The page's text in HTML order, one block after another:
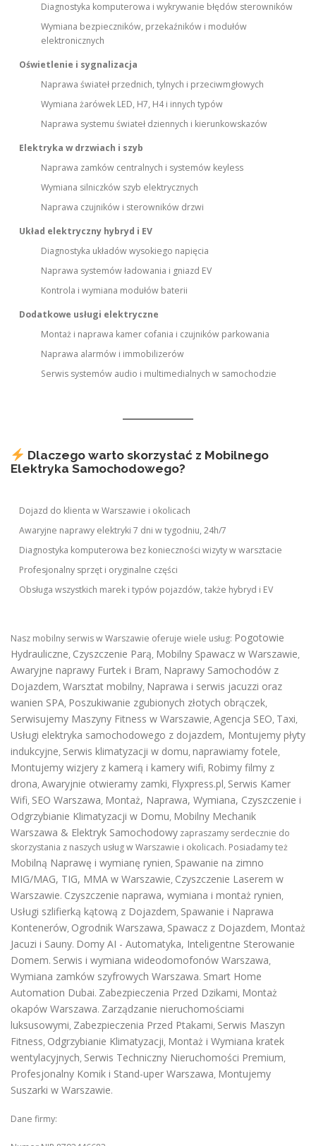
Diagnostyka komputerowa i wykrywanie błędów sterowników
Wymiana bezpieczników, przekaźników i modułów
elektronicznych
Oświetlenie i sygnalizacja
Naprawa świateł przednich, tylnych i przeciwmgłowych
Wymiana żarówek LED, H7, H4 i innych typów
Naprawa systemu świateł dziennych i kierunkowskazów
Elektryka w drzwiach i szyb
Naprawa zamków centralnych i systemów keyless
Wymiana silniczków szyb elektrycznych
Naprawa czujników i sterowników drzwi
Układ elektryczny hybryd i EV
Diagnostyka układów wysokiego napięcia
Naprawa systemów ładowania i gniazd EV
Kontrola i wymiana modułów baterii
Dodatkowe usługi elektryczne
Montaż i naprawa kamer cofania i czujników parkowania
Naprawa alarmów i immobilizerów
Serwis systemów audio i multimedialnych w samochodzie
Dlaczego warto skorzystać z Mobilnego
Elektryka Samochodowego?
Dojazd do klienta w Warszawie i okolicach
Awaryjne naprawy elektryki 7 dni w tygodniu, 24h/7
Diagnostyka komputerowa bez konieczności wizyty w warsztacie
Profesjonalny sprzęt i oryginalne części
Obsługa wszystkich marek i typów pojazdów, także hybryd i EV
Nasz mobilny serwis w Warszawie oferuje wiele usług: Pogotowie
Hydrauliczne, Czyszczenie Parą, Mobilny Spawacz w Warszawie,
Awaryjne naprawy Furtek i Bram, Naprawy Samochodów z
Dojazdem, Warsztat mobilny, Naprawa i serwis jacuzzi oraz
wanien SPA, Poszukiwanie zgubionych złotych obrączek,
Serwisujemy Maszyny Fitness w Warszawie, Agencja SEO, Taxi,
Usługi elektryka samochodowego z dojazdem, Montujemy płyty
indukcyjne, Serwis klimatyzacji w domu, naprawiamy fotele,
Montujemy wizjery z kamerą i kamery wifi, Robimy filmy z
drona, Awaryjnie otwieramy zamki, Flyxpress.pl, Serwis Kamer
Wifi, SEO Warszawa, Montaż, Naprawa, Wymiana, Czyszczenie i
Odgrzybianie Klimatyzacji w Domu, Mobilny Mechanik
Warszawa & Elektryk Samochodowy zapraszamy serdecznie do
skorzystania z naszych usług w Warszawie i okolicach. Posiadamy też
Mobilną Naprawę i wymianę rynien, Spawanie na zimno
MIG/MAG, TIG, MMA w Warszawie, Czyszczenie Laserem w
Warszawie. Czyszczenie naprawa, wymiana i montaż rynien,
Usługi szlifierką kątową z Dojazdem, Spawanie i Naprawa
Kontenerów, Ogrodnik Warszawa, Spawacz z Dojazdem, Montaż
Jacuzi i Sauny. Domy AI - Automatyka, Inteligentne Sterowanie
Domem. Serwis i wymiana wideodomofonów Warszawa,
Wymiana zamków szyfrowych Warszawa. Smart Home
Automation Dubai. Zabezpieczenia Przed Dzikami, Montaż
okapów Warszawa. Zarządzanie nieruchomościami
luksusowymi, Zabezpieczenia Przed Ptakami, Serwis Maszyn
Fitness, Odgrzybianie Klimatyzacji, Montaż i Wymiana kratek
wentylacyjnych, Serwis Techniczny Nieruchomości Premium,
Profesjonalny Komik i Stand-uper Warszawa, Montujemy
Suszarki w Warszawie.
Dane firmy: